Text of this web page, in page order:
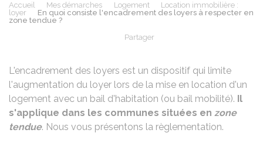
Accueil Mes démarches Logement
Location immobilière :
loyer
En quoi consiste l'encadrement des loyers à respecter en
zone tendue ?
Partager
L'encadrement des loyers est un dispositif qui limite
l'augmentation du loyer lors de la mise en location d'un
logement avec un bail d'habitation (ou bail mobilité). Il
s'applique dans les communes situées en zone
tendue. Nous vous présentons la règlementation.